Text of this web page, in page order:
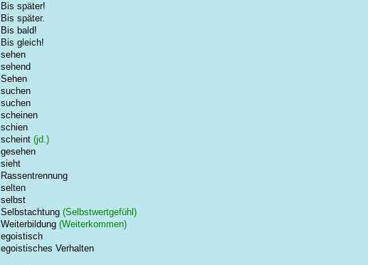
Bis später!
Bis später.
Bis bald!
Bis gleich!
sehen
sehend
Sehen
suchen
suchen
scheinen
schien
scheint (jd.)
gesehen
sieht
Rassentrennung
selten
selbst
Selbstachtung (Selbstwertgefühl)
Weiterbildung (Weiterkommen)
egoistisch
egoistisches Verhalten